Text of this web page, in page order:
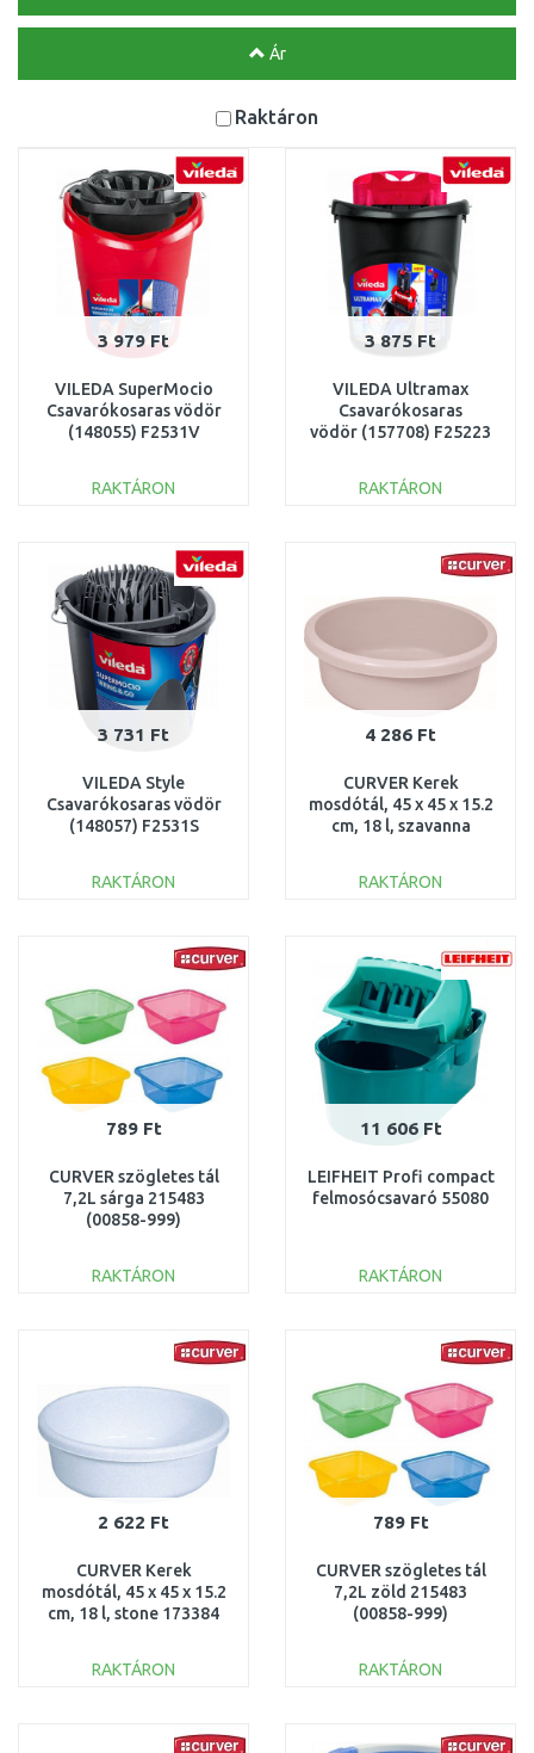
Ár
Raktáron
3 979 Ft
VILEDA SuperMocio
Csavarókosaras vödör
(148055) F2531V
RAKTÁRON
Összehasonlítás
3 875 Ft
VILEDA Ultramax
Csavarókosaras
vödör (157708) F25223
RAKTÁRON
Összehasonlítás
3 731 Ft
VILEDA Style
Csavarókosaras vödör
(148057) F2531S
RAKTÁRON
Összehasonlítás
4 286 Ft
CURVER Kerek
mosdótál, 45 x 45 x 15.2
cm, 18 l, szavanna
RAKTÁRON
Összehasonlítás
789 Ft
CURVER szögletes tál
7,2L sárga 215483
(00858-999)
RAKTÁRON
Összehasonlítás
11 606 Ft
LEIFHEIT Profi compact
felmosócsavaró 55080
RAKTÁRON
Összehasonlítás
2 622 Ft
CURVER Kerek
mosdótál, 45 x 45 x 15.2
cm, 18 l, stone 173384
RAKTÁRON
Összehasonlítás
789 Ft
CURVER szögletes tál
7,2L zöld 215483
(00858-999)
RAKTÁRON
Összehasonlítás